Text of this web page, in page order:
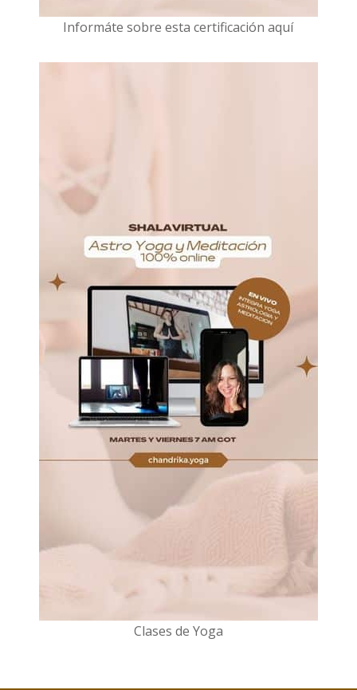
Informáte sobre esta certificación aquí
Clases de Yoga